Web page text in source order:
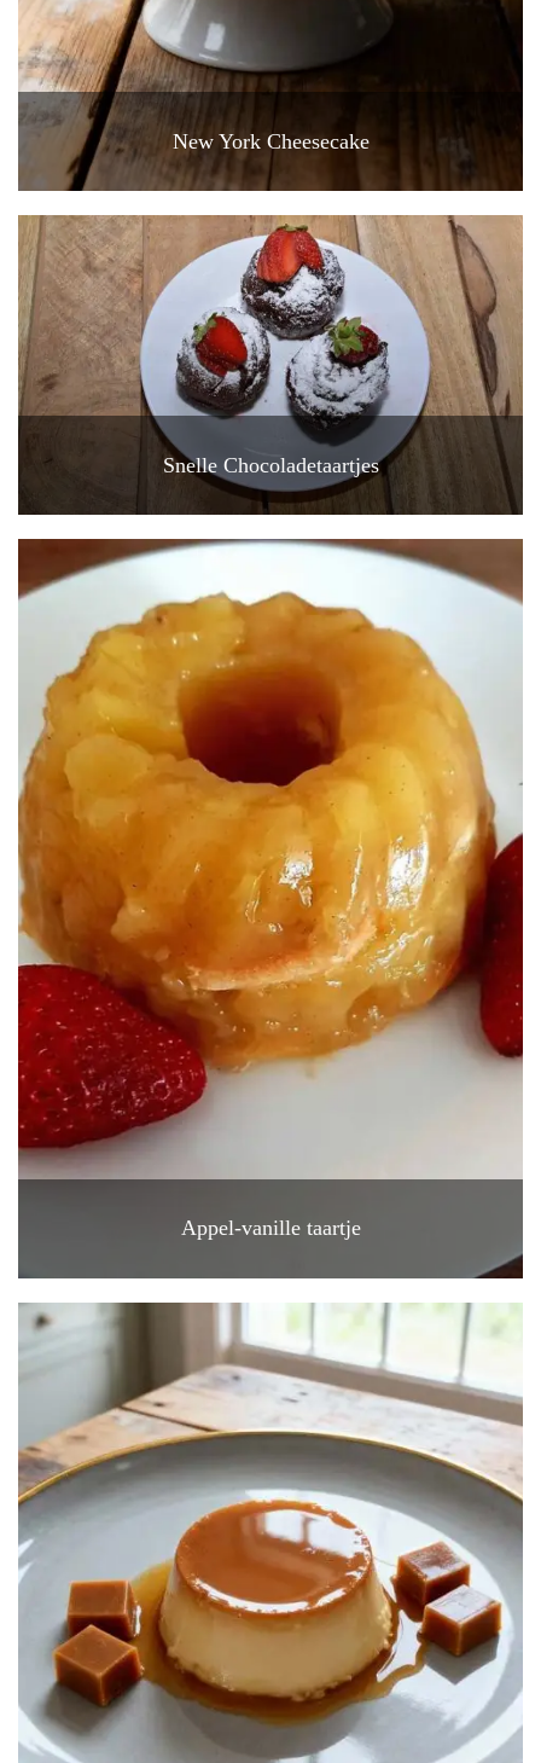
New York Cheesecake
Snelle Chocoladetaartjes
Appel-vanille taartje